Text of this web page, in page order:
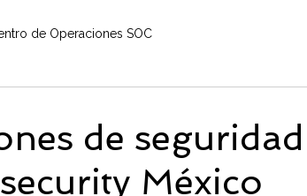
de Operaciones SOC
Eventos Ciberseguridad
de seguridad
México